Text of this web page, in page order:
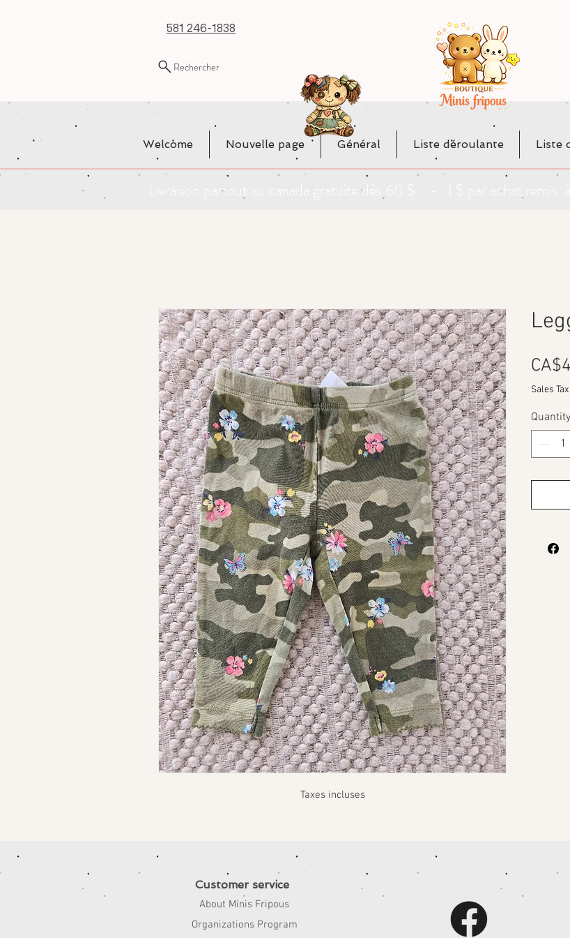
581 246-1838
Rechercher
Welcome Nouvelle page Général Liste déroulante Liste
Livraison partout au canada gratuite dès 60 $ - 1 $ par achat
Taxes incluses
Sales
Quantity
Customer service
About Minis Fripous
Organizations Program